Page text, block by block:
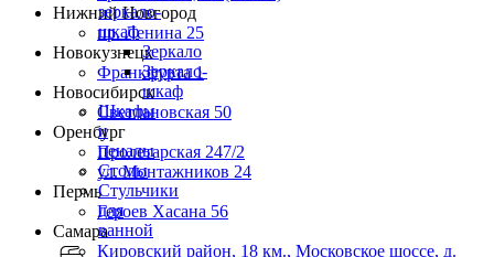
зеркало-
шкаф
Зеркало
Зеркало-
шкаф
Шкафы
и
пеналы
Столы
Стульчики
для
ванной
Нижний Новгород
пр. Ленина 25
Новокузнецк
Франкфурта 1
Новосибирск
Светлановская 50
Оренбург
Пролетарская 247/2
ул. Монтажников 24
Пермь
Героев Хасана 56
Самара
Кировский район, 18 км., Московское шоссе, д.